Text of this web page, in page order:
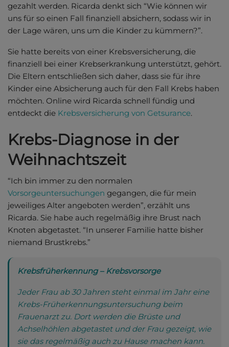
gezahlt werden. Ricarda denkt sich “Wie können wir
uns für so einen Fall finanziell absichern, sodass wir in
der Lage wären, uns um die Kinder zu kümmern?”.
Sie hatte bereits von einer Krebsversicherung, die
finanziell bei einer Krebserkrankung unterstützt, gehört.
Die Eltern entschließen sich daher, dass sie für ihre
Kinder eine Absicherung auch für den Fall Krebs haben
möchten. Online wird Ricarda schnell fündig und
entdeckt die Krebsversicherung von Getsurance.
Krebs-Diagnose in der
Weihnachtszeit
“Ich bin immer zu den normalen
Vorsorgeuntersuchungen gegangen, die für mein
jeweiliges Alter angeboten werden”, erzählt uns
Ricarda. Sie habe auch regelmäßig ihre Brust nach
Knoten abgetastet. “In unserer Familie hatte bisher
niemand Brustkrebs.”
Krebsfrüherkennung – Krebsvorsorge
Jeder Frau ab 30 Jahren steht einmal im Jahr eine
Krebs-Früherkennungsuntersuchung beim
Frauenarzt zu. Dort werden die Brüste und
Achselhöhlen abgetastet und der Frau gezeigt, wie
sie das regelmäßig auch zu Hause machen kann.